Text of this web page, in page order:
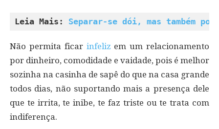
Leia Mais: Separar-se dói, mas também
Não permita ficar infeliz em um relacionamento
por dinheiro, comodidade e vaidade, pois é melhor
sozinha na casinha de sapê do que na casa grande
todos dias, não suportando mais a presença dele
que te irrita, te inibe, te faz triste ou te trata com
indiferença.